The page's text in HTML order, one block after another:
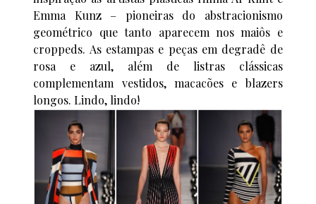
Emma Kunz – pioneiras do abstracionismo
geométrico que tanto aparecem nos maiôs e
croppeds. As estampas e peças em degradê de
rosa e azul, além de listras clássicas
complementam vestidos, macacões e blazers
longos. Lindo, lindo!